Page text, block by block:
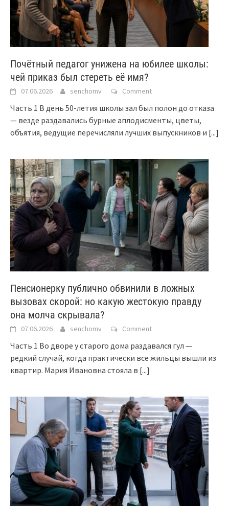
Почётный педагог унижена на юбилее школы:
чей приказ был стереть её имя?
07.06.2026 senchomv Comment
Часть 1 В день 50-летия школы зал был полон до отказа
— везде раздавались бурные аплодисменты, цветы,
объятия, ведущие перечисляли лучших выпускников и [...]
Пенсионерку публично обвинили в ложных
вызовах скорой: но какую жестокую правду
она молча скрывала?
07.06.2026 senchomv Comment
Часть 1 Во дворе у старого дома раздавался гул —
редкий случай, когда практически все жильцы вышли из
квартир. Мария Ивановна стояла в [...]